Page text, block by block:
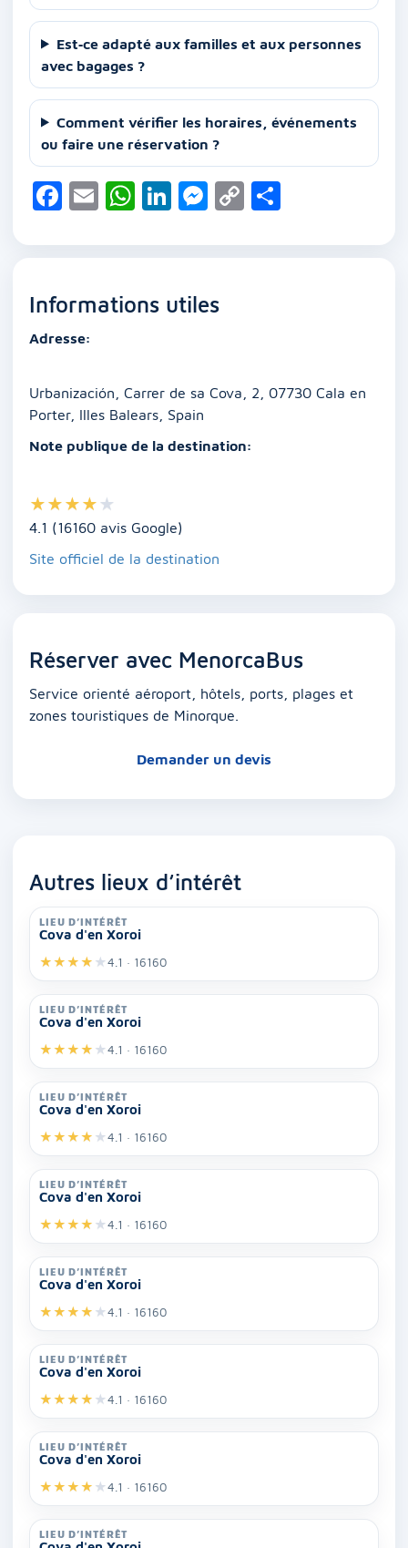
Est‑ce adapté aux familles et aux personnes
avec bagages ?
Comment vérifier les horaires, événements
ou faire une réservation ?
F
c
b
o
k
E
ai
W
at
A
Li
k
dI
M
ss
n
C
p ta
Informations utiles
Adresse:
Urbanización, Carrer de sa Cova, 2, 07730 Cala en
Porter, Illes Balears, Spain
Note publique de la destination:
★★★★ ★
4.1 (16160 avis Google)
Site officiel de la destination
Réserver avec MenorcaBus
Service orienté aéroport, hôtels, ports, plages et
zones touristiques de Minorque.
Demander un devis
Autres lieux d’intérêt
LIEU D’INTÉRÊT
Cova d'en Xoroi
★★★★ ★4.1 · 16160
LIEU D’INTÉRÊT
Cova d'en Xoroi
★★★★ ★4.1 · 16160
LIEU D’INTÉRÊT
Cova d'en Xoroi
★★★★ ★4.1 · 16160
LIEU D’INTÉRÊT
Cova d'en Xoroi
★★★★ ★4.1 · 16160
LIEU D’INTÉRÊT
Cova d'en Xoroi
★★★★ ★4.1 · 16160
LIEU D’INTÉRÊT
Cova d'en Xoroi
★★★★ ★4.1 · 16160
LIEU D’INTÉRÊT
Cova d'en Xoroi
★★★★ ★4.1 · 16160
LIEU D’INTÉRÊT